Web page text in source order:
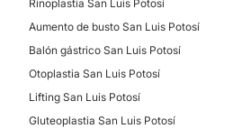
Rinoplastia San Luis Potosí
Aumento de busto San Luis Potosí
Balón gástrico San Luis Potosí
Otoplastia San Luis Potosí
Lifting San Luis Potosí
Gluteoplastia San Luis Potosí